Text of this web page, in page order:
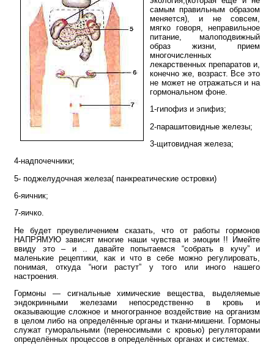
самым правильным образом
меняется), и не совсем,
мягко говоря, неправильное
питание, малоподвижный
образ жизни, прием
многочисленных
лекарственных препаратов и,
конечно же, возраст. Все это
не может не отражаться и на
гормональном фоне.
1-гипофиз и эпифиз;
2-парашитовидные железы;
3-щитовидная железа;
4-надпочечники;
5- поджелудочная железа( панкреатические островки)
6-яичник;
7-яичко.
Не будет преувеличением сказать, что от работы гормонов
НАПРЯМУЮ зависят многие наши чувства и эмоции !! Имейте
ввиду это – и .. давайте попытаемся “собрать в кучу” и
маленькие рецептики, как и что в себе можно регулировать,
понимая, откуда “ноги растут” у того или иного нашего
настроения.
Гормоны — сигнальные химические вещества, выделяемые
эндокринными железами непосредственно в кровь и
оказывающие сложное и многогранное воздействие на организм
в целом либо на определённые органы и ткани-мишени. Гормоны
служат гуморальными (переносимыми с кровью) регуляторами
определённых процессов в определённых органах и системах.